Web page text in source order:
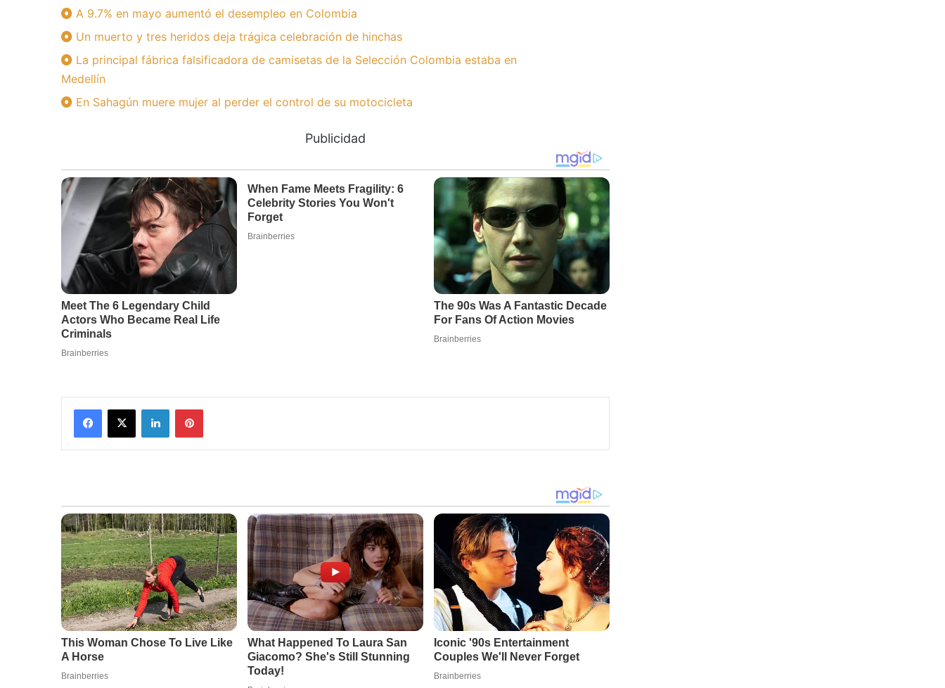
A 9.7% en mayo aumentó el desempleo en Colombia
Un muerto y tres heridos deja trágica celebración de hinchas
La principal fábrica falsificadora de camisetas de la Selección Colombia estaba en
Medellín
En Sahagún muere mujer al perder el control de su motocicleta
Publicidad
Facebook
X LinkedInPinterest